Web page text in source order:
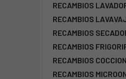
RECAMBIOS
RECAMBIOS
RECAMBIOS
RECAMBIOS
RECAMBIOS COCCION
RECAMBIOS